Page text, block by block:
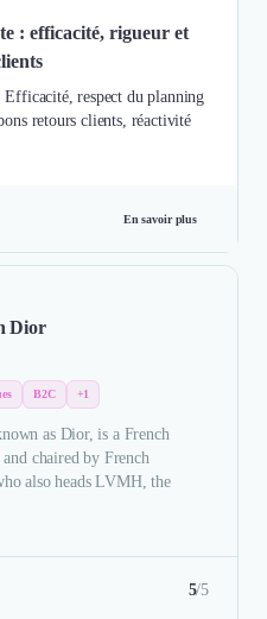
: efficacité, rigueur et
respect du planning
retours clients, réactivité
En savoir plus
Dior
B2C +1
as Dior, is a French
chaired by French
also heads LVMH, the
5/5